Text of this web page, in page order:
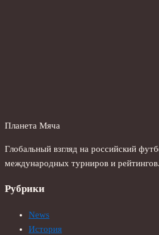
Планета Мяча
Глобальный взгляд на российский
международных турниров и рейтингов.
Рубрики
News
История